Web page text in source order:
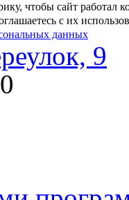
чтобы сайт работал
с их
данных
9